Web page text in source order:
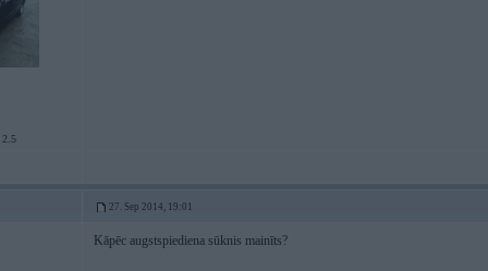
2.5
27. Sep 2014, 19:01
Kāpēc augstspiediena sūknis mainīts?